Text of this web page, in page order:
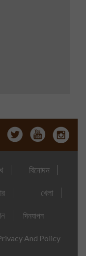
বিনোদন
খেলা
দিনযাপন
And Policy